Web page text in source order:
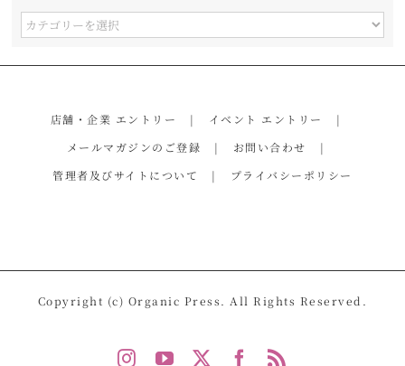
カ
す
店舗・企業 エントリー
イベント エントリー
メールマガジンのご登録
お問い合わせ
管理者及びサイトについて
プライバシーポリシー
Copyright (c) Organic Press. All Rights Reserved.
InstagramYouTube Facebook